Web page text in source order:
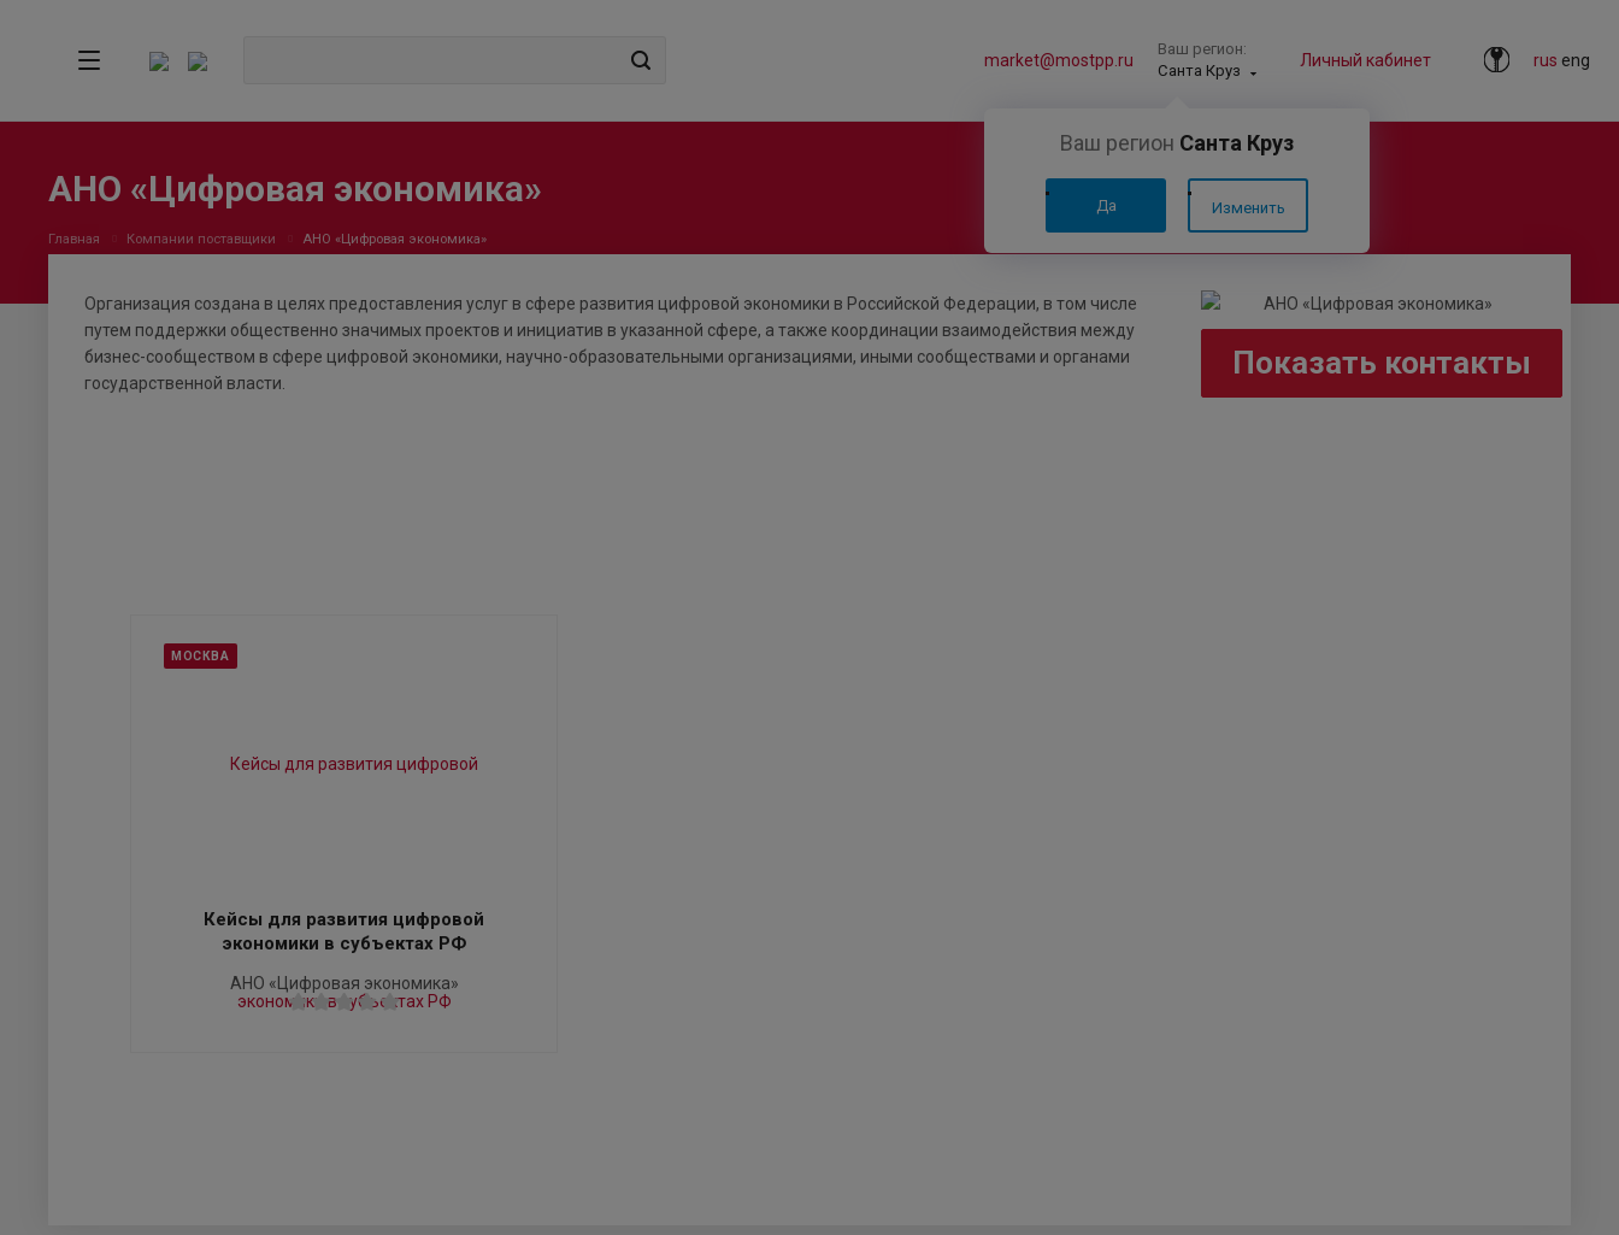
rus eng
Личный кабинет
Ваш регион:
Санта Круз
Ваш регион Санта Круз
Да Изменить
market@mostpp.ru
АНО «Цифровая экономика»
Главная Компании поставщики АНО «Цифровая экономика»
Показать контакты
Организация создана в целях предоставления услуг в сфере развития цифровой экономики в Российской Федерации, в том числе
путем поддержки общественно значимых проектов и инициатив в указанной сфере, а также координации взаимодействия между
бизнес-сообществом в сфере цифровой экономики, научно-образовательными организациями, иными сообществами и органами
государственной власти.
МОСКВА
Кейсы для развития цифровой
экономики в субъектах РФ
АНО «Цифровая экономика»